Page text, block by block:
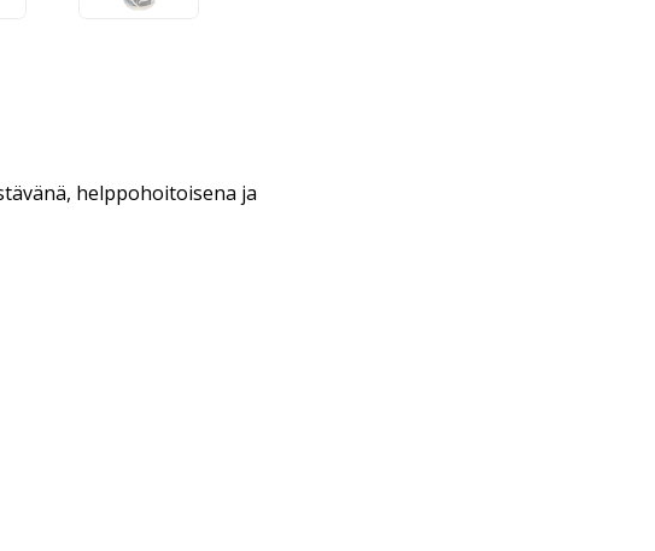
helppohoitoisena ja